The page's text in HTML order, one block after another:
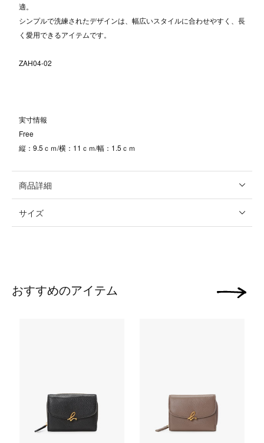
適。
シンプルで洗練されたデザインは、幅広いスタイルに合わせやすく、長
く愛用できるアイテムです。
ZAH04-02
実寸情報
Free
縦：9.5ｃｍ/横：11ｃｍ/幅：1.5ｃｍ
商品詳細
サイズ
おすすめのアイテム 次の画像